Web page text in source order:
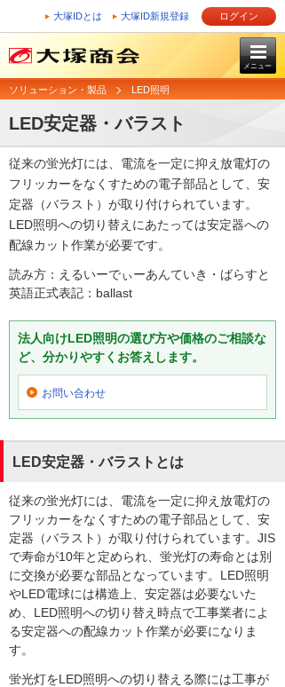
大塚IDとは 大塚ID新規登録 ログイン
メニュー
ソリューション・製品 LED照明
LED安定器・バラスト
従来の蛍光灯には、電流を一定に抑え放電灯の
フリッカーをなくすための電子部品として、安
定器（バラスト）が取り付けられています。
LED照明への切り替えにあたっては安定器への
配線カット作業が必要です。
読み方：えるいーでぃーあんていき・ばらすと
英語正式表記：ballast
法人向けLED照明の選び方や価格のご相談な
ど、分かりやすくお答えします。
お問い合わせ
LED安定器・バラストとは
従来の蛍光灯には、電流を一定に抑え放電灯の
フリッカーをなくすための電子部品として、安
定器（バラスト）が取り付けられています。JIS
で寿命が10年と定められ、蛍光灯の寿命とは別
に交換が必要な部品となっています。LED照明
やLED電球には構造上、安定器は必要ないた
め、LED照明への切り替え時点で工事業者によ
る安定器への配線カット作業が必要になりま
す。
蛍光灯をLED照明への切り替える際には工事が